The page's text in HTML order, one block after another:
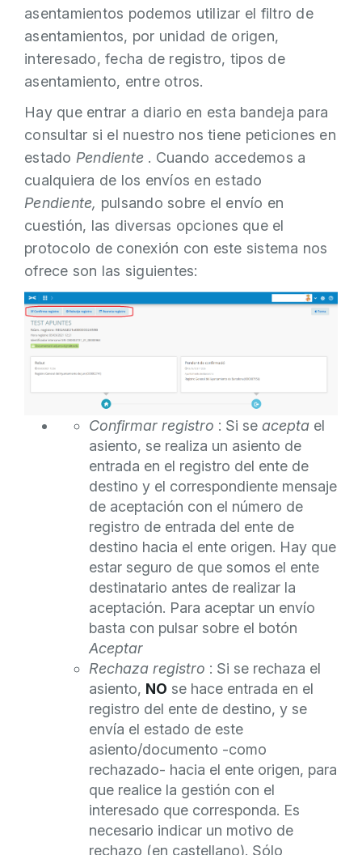
asentamientos podemos utilizar el filtro de
asentamientos, por unidad de origen,
interesado, fecha de registro, tipos de
asentamiento, entre otros.
Hay que entrar a diario en esta bandeja para
consultar si el nuestro nos tiene peticiones en
estado Pendiente . Cuando accedemos a
cualquiera de los envíos en estado
Pendiente, pulsando sobre el envío en
cuestión, las diversas opciones que el
protocolo de conexión con este sistema nos
ofrece son las siguientes:
Confirmar registro : Si se acepta el
asiento, se realiza un asiento de
entrada en el registro del ente de
destino y el correspondiente mensaje
de aceptación con el número de
registro de entrada del ente de
destino hacia el ente origen. Hay que
estar seguro de que somos el ente
destinatario antes de realizar la
aceptación. Para aceptar un envío
basta con pulsar sobre el botón
Aceptar
Rechaza registro : Si se rechaza el
asiento, NO se hace entrada en el
registro del ente de destino, y se
envía el estado de este
asiento/documento -como
rechazado- hacia el ente origen, para
que realice la gestión con el
interesado que corresponda. Es
necesario indicar un motivo de
rechazo (en castellano). Sólo